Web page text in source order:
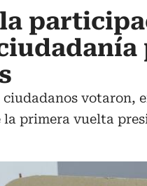
ciudadanos votaron,
la primera vuelta